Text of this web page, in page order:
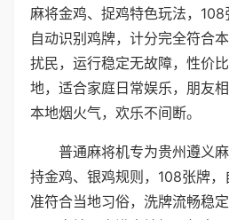
麻将金鸡、捉鸡特色玩法，
自动识别鸡牌，计分完全符合
扰民，运行稳定无故障，性价
地，适合家庭日常娱乐，朋友
本地烟火气，欢乐不间断。
普通麻将机专为贵州遵义
持金鸡、银鸡规则，108张牌
准符合当地习俗，洗牌流畅稳